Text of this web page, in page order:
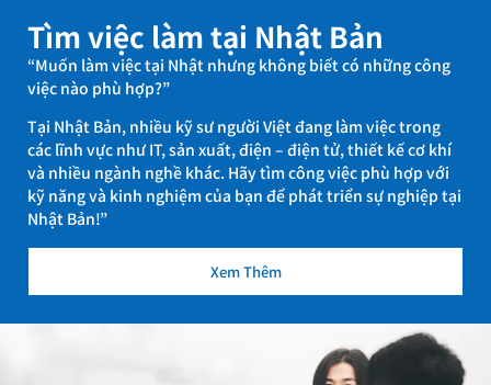
Tìm việc làm tại Nhật Bản
“Muốn làm việc tại Nhật nhưng không biết có những công
việc nào phù hợp?”
Tại Nhật Bản, nhiều kỹ sư người Việt đang làm việc trong
các lĩnh vực như IT, sản xuất, điện – điện tử, thiết kế cơ khí
và nhiều ngành nghề khác. Hãy tìm công việc phù hợp với
kỹ năng và kinh nghiệm của bạn để phát triển sự nghiệp tại
Nhật Bản!”
Xem Thêm